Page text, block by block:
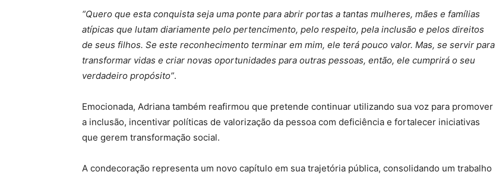
“Quero que esta conquista seja uma ponte para abrir portas a tantas mulheres, mães e famílias
atípicas que lutam diariamente pelo pertencimento, pelo respeito, pela inclusão e pelos direitos
de seus filhos. Se este reconhecimento terminar em mim, ele terá pouco valor. Mas, se servir para
transformar vidas e criar novas oportunidades para outras pessoas, então, ele cumprirá o seu
verdadeiro propósito”.
Emocionada, Adriana também reafirmou que pretende continuar utilizando sua voz para promover
a inclusão, incentivar políticas de valorização da pessoa com deficiência e fortalecer iniciativas
que gerem transformação social.
A condecoração representa um novo capítulo em sua trajetória pública, consolidando um trabalho